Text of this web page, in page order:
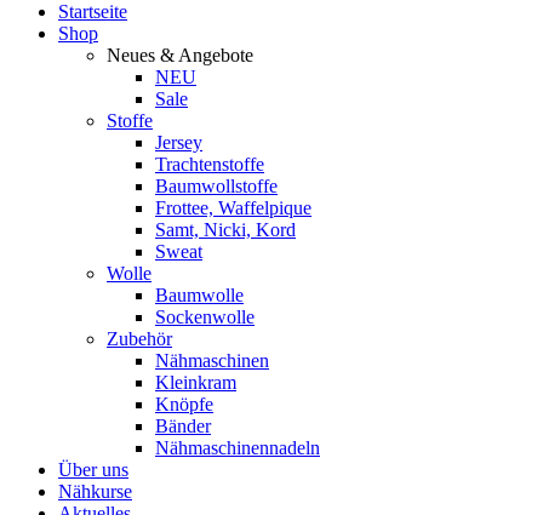
Startseite
Shop
Neues & Angebote
NEU
Sale
Stoffe
Jersey
Trachtenstoffe
Baumwollstoffe
Frottee, Waffelpique
Samt, Nicki, Kord
Sweat
Wolle
Baumwolle
Sockenwolle
Zubehör
Nähmaschinen
Kleinkram
Knöpfe
Bänder
Nähmaschinennadeln
Über uns
Nähkurse